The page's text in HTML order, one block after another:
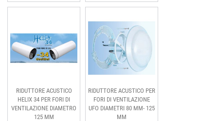
RIDUTTORE ACUSTICO
HELIX 34 PER FORI DI
VENTILAZIONE DIAMETRO
125 MM
RIDUTTORE ACUSTICO PER
FORI DI VENTILAZIONE
UFO DIAMETRI 80 MM- 125
MM